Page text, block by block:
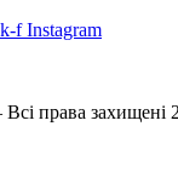
f Instagram
права захищені